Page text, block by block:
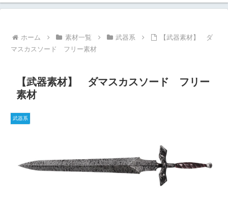
ホーム 素材一覧 武器系
【武器素材】 ダ
マスカスソード フリー素材
【武器素材】 ダマスカスソード フリー
素材
武器系